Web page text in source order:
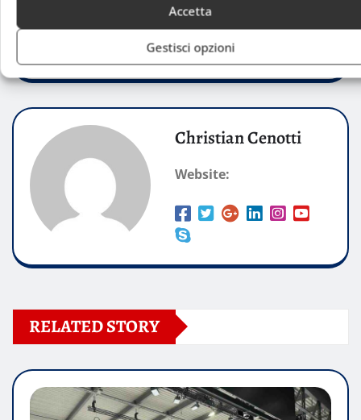
Accetta
Gestisci opzioni
piscine aperte Milano
Christian Cenotti
Website:
RELATED STORY